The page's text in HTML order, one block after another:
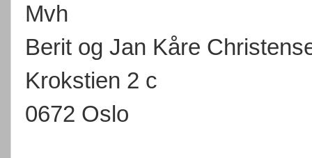
Mvh
Berit og Jan Kåre
Krokstien 2 c
0672 Oslo